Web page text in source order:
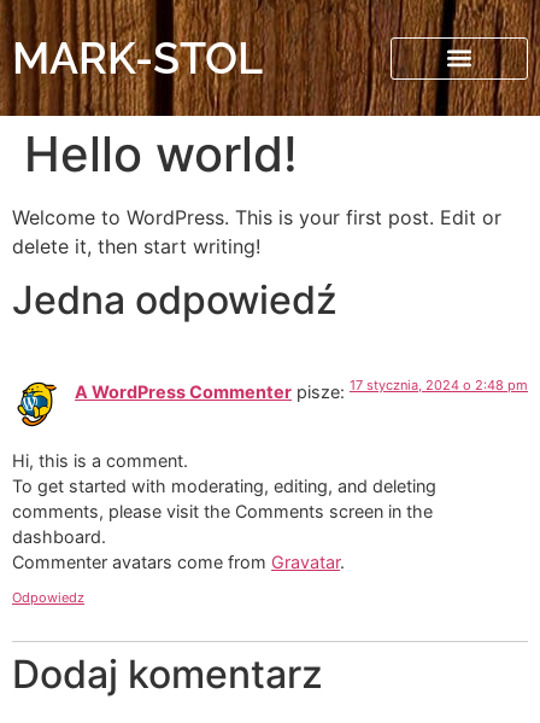
MARK-STOL
Hello world!
Welcome to WordPress. This is your first post. Edit or
delete it, then start writing!
Jedna odpowiedź
A WordPress Commenter pisze: 17 stycznia, 2024 o 2:48 pm
Hi, this is a comment.
To get started with moderating, editing, and deleting
comments, please visit the Comments screen in the
dashboard.
Commenter avatars come from Gravatar.
Odpowiedz
Dodaj komentarz